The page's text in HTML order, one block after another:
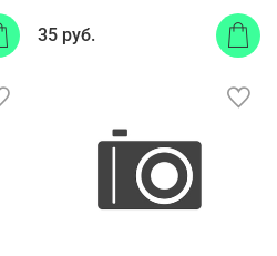
35 руб.